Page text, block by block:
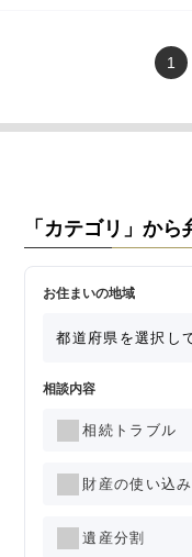
1
「カテゴリ」か
お住まいの地域
相談内容
相続トラブル
財産の使い込み
遺産分割